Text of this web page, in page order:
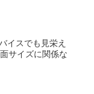
イスでも見栄え
サイズに関係な